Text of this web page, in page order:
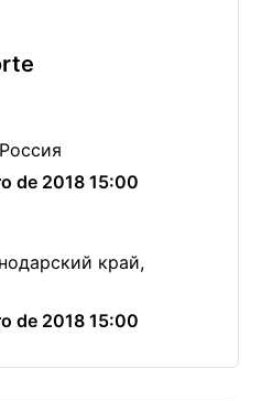
de 2018 15:00
край,
de 2018 15:00